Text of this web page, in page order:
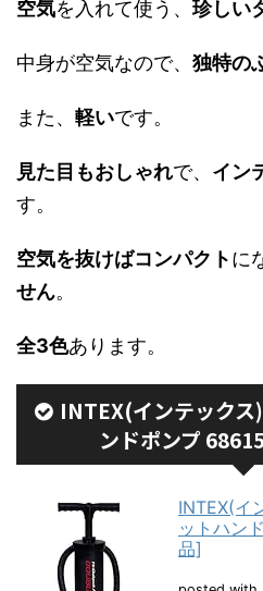
空気を入れて使う、 珍しい
中身が空気なので、 独特の
また、 軽いです。
見た目もおしゃれで、 イン
す。
空気を抜けばコンパクトに
せん。
全3色あります。
INTEX(インテック
ンドポンプ
INTEX(イ
ットハン
品]